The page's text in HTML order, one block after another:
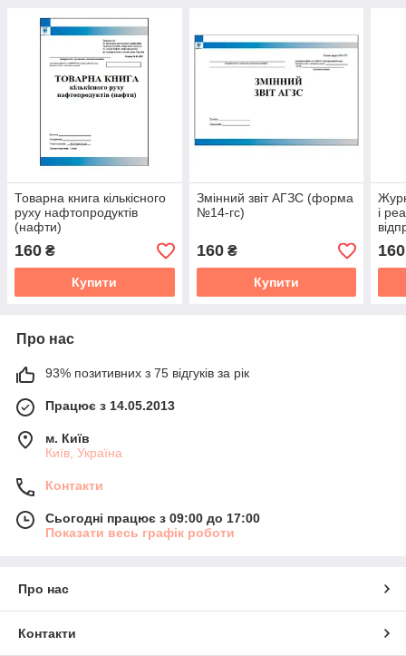
Товарна книга кількісного
руху нафтопродуктів
(нафти)
160 ₴
Купити
Змінний звіт АГЗС (форма
№14-гс)
160₴
Купити
і
19-
160
Про нас
93% позитивних з 75 відгуків за рік
Працює з 14.05.2013
м. Київ
Київ, Україна
Контакти
Сьогодні працює з 09:00 до 17:00
Показати весь графік роботи
Про нас
Контакти